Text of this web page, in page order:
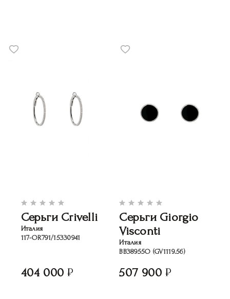
Серьги Crivelli
Италия
117-OR791/15330941
404 000
Серьги Giorgio
Visconti
Италия
ВB38955O (GV1119.56)
507 900